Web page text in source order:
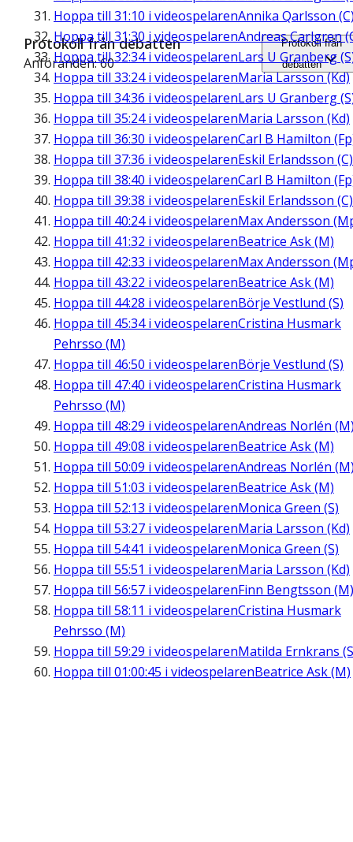
Hoppa till 31:10 i videospelarenAnnika Qarlsson
Hoppa till 31:30 i videospelarenAndreas Carlgren
Hoppa till32:34i videospelarenLars U Granberg
Hoppa till 33:24i videospelarenMaria Larsson (Kd)
Hoppa till 34:36 i videospelarenLars U Granberg
Hoppa till 35:24i videospelarenMaria Larsson (Kd)
Hoppa till 36:30 i videospelarenCarl B Hamilton
Hoppa till 37:36 i videospelarenEskil Erlandsson (C)
Hoppa till 38:40 i videospelarenCarl B Hamilton
Hoppa till 39:38 i videospelarenEskil Erlandsson (C)
Hoppa till 40:24i videospelarenMax Andersson
Hoppa till 41:32 i videospelarenBeatrice Ask (M)
Hoppa till 42:33 i videospelarenMax Andersson
Hoppa till 43:22 i videospelarenBeatrice Ask (M)
Hoppa till 44:28 i videospelarenBörje Vestlund (S)
Hoppa till 45:34i videospelarenCristina Husmark
Pehrsso (M)
Hoppa till 46:50 i videospelarenBörje Vestlund (S)
Hoppa till 47:40 i videospelarenCristina Husmark
Pehrsso (M)
Hoppa till 48:29 i videospelarenAndreas Norlén
Hoppa till 49:08 i videospelarenBeatrice Ask (M)
Hoppa till 50:09 i videospelarenAndreas Norlén
Hoppa till 51:03 i videospelarenBeatrice Ask (M)
Hoppa till 52:13 i videospelarenMonica Green (S)
Hoppa till 53:27 i videospelarenMaria Larsson (Kd)
Hoppa till 54:41 i videospelarenMonica Green (S)
Hoppa till 55:51 i videospelarenMaria Larsson (Kd)
Hoppa till 56:57 i videospelarenFinn Bengtsson (M)
Hoppa till 58:11 i videospelarenCristina Husmark
Pehrsso (M)
Hoppa till 59:29 i videospelarenMatilda Ernkrans
Hoppa till 01:00:45 i videospelarenBeatrice Ask (M)
Protokoll från debatten
Anföranden: 60
Protokoll från
debatten